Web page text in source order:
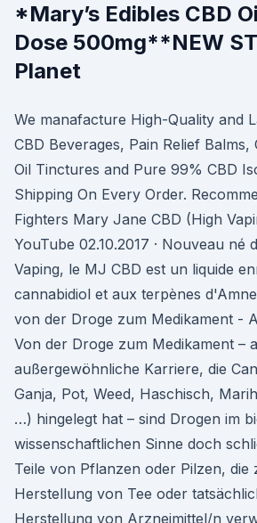
*Mary’s Edibles CBD
Dose 500mg**NEW
Planet
We manafacture High-Quality and
CBD Beverages, Pain Relief Balms,
Oil Tinctures and Pure 99% CBD
Shipping On Every Order.
Fighters Mary Jane CBD (High
YouTube 02.10.2017 · Nouveau né
Vaping, le MJ CBD est un liquide
cannabidiol et aux terpènes
von der Droge zum Medikament -
Von der Droge zum Medikament –
außergewöhnliche Karriere, die
Ganja, Pot, Weed, Haschisch,
…) hingelegt hat – sind Drogen im
wissenschaftlichen Sinne doch
Teile von Pflanzen oder Pilzen, die
Herstellung von Tee oder
Herstellung von Arzneimittel/n